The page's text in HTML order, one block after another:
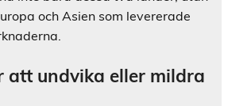
och Asien som levererade
att undvika eller mildra